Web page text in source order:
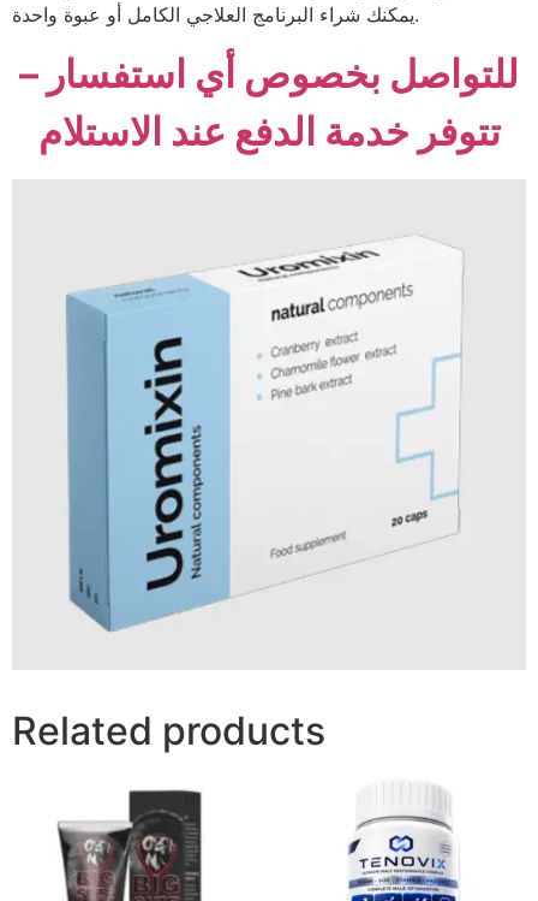
يمكنك شراء البرنامج العلاجي الكامل أو عبوة واحدة.
للتواصل بخصوص أي استفسار –
تتوفر خدمة الدفع عند الاستلام
Related products